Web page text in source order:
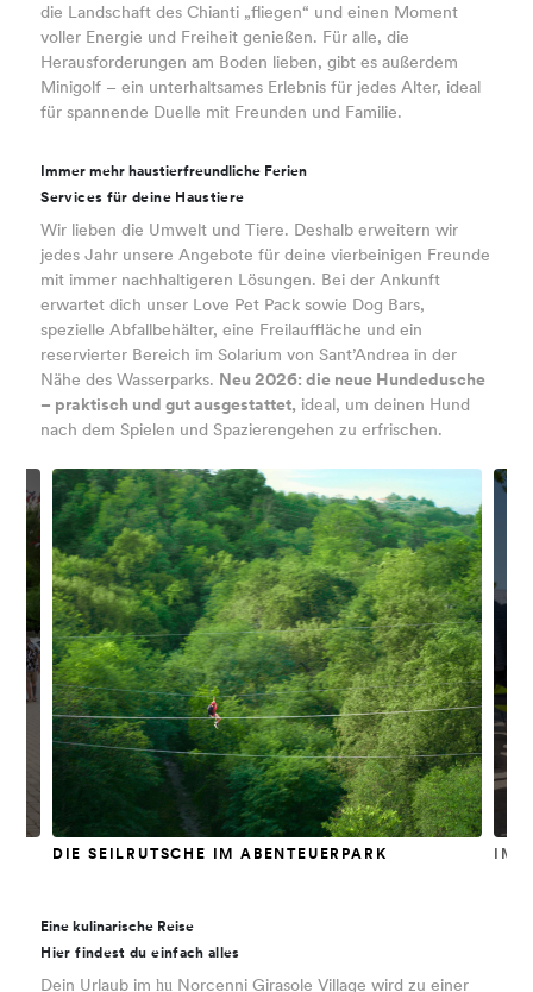
die Landschaft des Chianti „fliegen“ und einen Moment
voller Energie und Freiheit genießen. Für alle, die
Herausforderungen am Boden lieben, gibt es außerdem
Minigolf – ein unterhaltsames Erlebnis für jedes Alter, ideal
für spannende Duelle mit Freunden und Familie.
Immer mehr haustierfreundliche Ferien
Services für deine Haustiere
Wir lieben die Umwelt und Tiere. Deshalb erweitern wir
jedes Jahr unsere Angebote für deine vierbeinigen Freunde
mit immer nachhaltigeren Lösungen. Bei der Ankunft
erwartet dich unser Love Pet Pack sowie Dog Bars,
spezielle Abfallbehälter, eine Freilauffläche und ein
reservierter Bereich im Solarium von Sant’Andrea in der
Nähe des Wasserparks. Neu 2026: die neue Hundedusche
– praktisch und gut ausgestattet, ideal, um deinen Hund
nach dem Spielen und Spazierengehen zu erfrischen.
DIE SEILRUTSCHE IM ABENTEUERPARK
Eine kulinarische Reise
Hier findest du einfach alles
Dein Urlaub imhu Norcenni Girasole Village wird zu einer